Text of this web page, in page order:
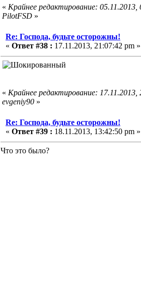
« Крайнее редактирование:
PilotFSD »
Re: Господа, будьте осторожны!
« Ответ #38 : 17.11.2013, 21:07:42 pm »
« Крайнее редактирование:
evgeniy90 »
Re: Господа, будьте осторожны!
« Ответ #39 : 18.11.2013, 13:42:50 pm »
Что это было?